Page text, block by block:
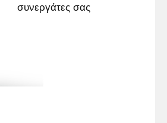
συνεργάτες σας